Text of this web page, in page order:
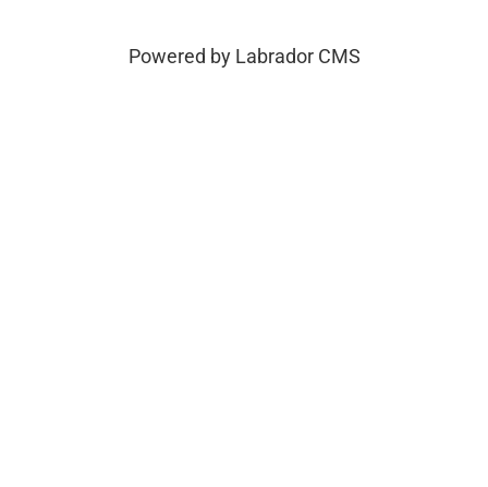
Powered by Labrador CMS